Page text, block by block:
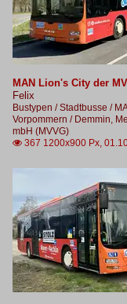
MAN Lion's City der
Felix
Bustypen / Stadtbusse /
Vorpommern / Demmin,
mbH (MVVG)
 367 1200x900 Px,